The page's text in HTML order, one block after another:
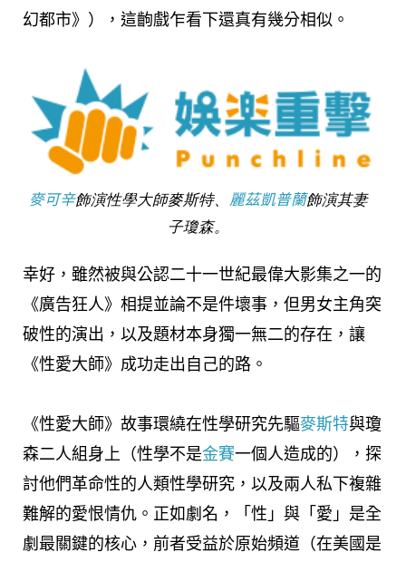
幻都市》），這齣戲乍看下還真有幾分相似。
麥可辛飾演性學大師麥斯特、 麗茲凱普蘭飾演其妻
子瓊森。
幸好，雖然被與公認二十一世紀最偉大影集之一的
《廣告狂人》相提並論不是件壞事，但男女主角突
破性的演出，以及題材本身獨一無二的存在，讓
《性愛大師》成功走出自己的路。
《性愛大師》故事環繞在性學研究先驅麥斯特與瓊
森二人組身上（性學不是金賽一個人造成的），探
討他們革命性的人類性學研究，以及兩人私下複雜
難解的愛恨情仇。正如劇名，「性」與「愛」是全
劇最關鍵的核心，前者受益於原始頻道（在美國是